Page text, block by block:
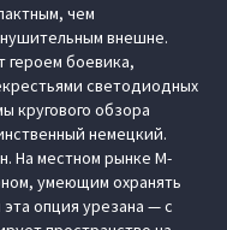
чем
внешне.
героем боевика,
светодиодных
кругового обзора
немецкий.
На местном рынке M-
умеющим охранять
опция урезана — с